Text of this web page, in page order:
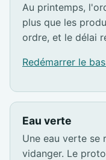
Au printemps,
plus que les
ordre, et le délai
Redémarrer le
Eau verte
Une eau verte se
vidanger. Le